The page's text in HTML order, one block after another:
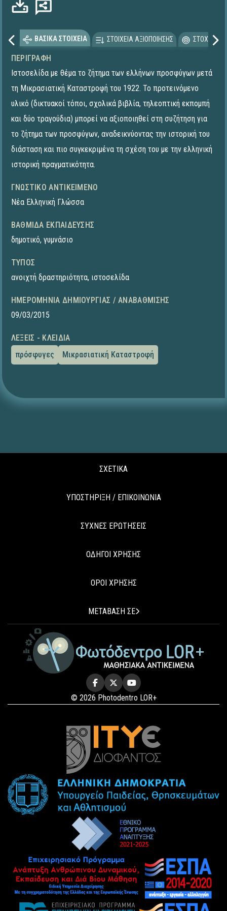
ΒΑΣΙΚΑ ΣΤΟΙΧΕΙΑ ΣΤΟΙΧΕΙΑ ΑΞΙΟΠΟΙΗΣΗΣ
ΠΕΡΙΓΡΑΦΉ
Ιστοσελίδα με θέμα το ζήτημα των ελλήνων προσφύγων μετά
τη Μικρασιατική Καταστροφή του 1922. Το προτεινόμενο
υλικό (δικτυακοί τόποι, σχολικά βιβλία, τηλεοπτική εκπομπή
και δύο τραγούδια) μπορεί να αξιοποιηθεί στη συζήτηση για
το ζήτημα των προσφύγων, αναδεικνύοντας την ιστορική του
διάσταση και πιο συγκεκριμένα τη σχέση του με την ελληνική
ιστορική πραγματικότητα.
ΓΝΩΣΤΙΚΌ ΑΝΤΙΚΕΊΜΕΝΟ
Νέα Ελληνική Γλώσσα
ΒΑΘΜΊΔΑ ΕΚΠΑΊΔΕΥΣΗΣ
δημοτικό, γυμνάσιο
ΤΎΠΟΣ
ανοιχτή δραστηριότητα, ιστοσελίδα
ΗΜΕΡΟΜΗΝΊΑ ΔΗΜΙΟΥΡΓΊΑΣ / ΑΝΑΒΆΘΜΙΣΗΣ
09/03/2015
ΛΈΞΕΙΣ - ΚΛΕΙΔΙΆ
πρόσφυγες
Μικρασιατική Καταστροφή
ΣΧΕΤΙΚΑ
ΥΠΟΣΤΗΡΙΞΗ / ΕΠΙΚΟΙΝΩΝΙΑ
ΣΥΧΝΕΣ ΕΡΩΤΗΣΕΙΣ
ΟΔΗΓΟΙ ΧΡΗΣΗΣ
ΟΡΟΙ ΧΡΗΣΗΣ
ΜΕΤΑΒΑΣΗ ΣΕ
© 2026 Photodentro LOR+